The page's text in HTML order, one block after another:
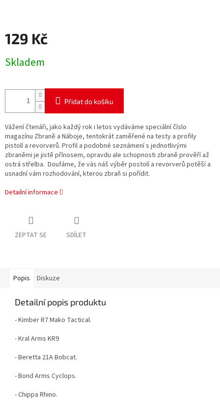
129 Kč
cena:
Skladem
Přidat do košíku
Vážení čtenáři, jako každý rok i letos vydáváme speciální číslo
magazínu Zbraně a Náboje, tentokrát zaměřené na testy a profily
pistolí a revorverů. Profil a podobné seznámení s jednotlivými
zbraněmi je jistě přínosem, opravdu ale schopnosti zbraně prověří až
ostrá střelba. Doufáme, že vás náš výběr postolí a revorverů potěší a
usnadní vám rozhodování, kterou zbraň si pořídit.
Detailní informace
ZEPTAT SE SDÍLET
Popis Diskuze
Detailní popis produktu
- Kimber R7 Mako Tactical.
- Kral Arms KR9
- Beretta 21A Bobcat.
- Bond Arms Cyclops.
- Chippa Rhino.